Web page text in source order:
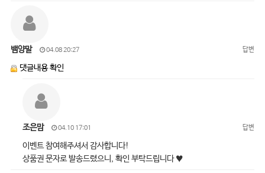
뱀양말 04.08 20:27 답변
댓글내용 확인
조은맘 04.10 17:01 답변
이벤트 참여해주셔서 감사합니다!
상품권 문자로 발송드렸으니, 확인 부탁드립니다 ♥